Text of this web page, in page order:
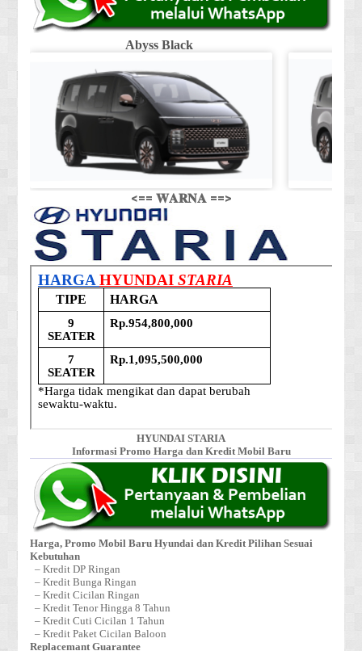
Abyss Black
<== 𝐖𝐀𝐑𝐍𝐀 ==>
HYUNDAI STARIA
Informasi Promo Harga dan Kredit Mobil Baru
Harga, Promo Mobil Baru Hyundai dan Kredit Pilihan Sesuai
Kebutuhan
– Kredit DP Ringan
– Kredit Bunga Ringan
– Kredit Cicilan Ringan
– Kredit Tenor Hingga 8 Tahun
– Kredit Cuti Cicilan 1 Tahun
– Kredit Paket Cicilan Baloon
Replacemant Guarantee